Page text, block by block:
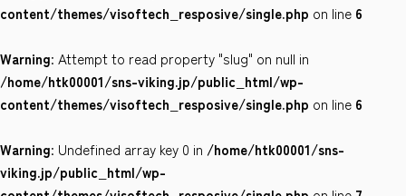
お気に入り
会社案内
content/themes/visoftech_resposive/single.php on line 6
Warning: Attempt to read property "slug" on null in
/home/htk00001/sns-viking.jp/public_html/wp-
content/themes/visoftech_resposive/single.php on line 6
Warning: Undefined array key 0 in /home/htk00001/sns-
viking.jp/public_html/wp-